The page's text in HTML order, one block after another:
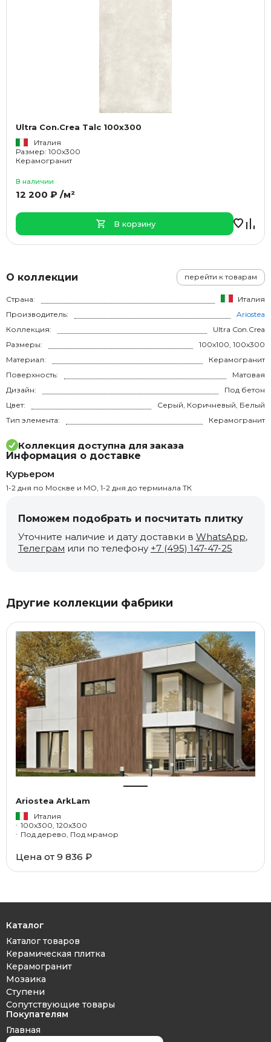
О коллекции перейти к товарам
Страна:
Италия
Производитель:
Ariostea
Коллекция:
Ultra Con.Crea
Размеры:
100x100, 100x300
Материал:
Керамогранит
Поверхность:
Матовая
Дизайн:
Под бетон
Цвет:
Серый, Коричневый, Белый
Тип элемента:
Керамогранит
Коллекция доступна для заказа
Информация о доставке
Курьером
1-2 дня по Москве и МО, 1-2 дня до терминала ТК
Поможем подобрать и посчитать плитку
Уточните наличие и дату доставки в WhatsApp,
Телеграм или по телефону +7 (495) 147-47-25
Ultra Con.Crea Talc 100x300
Италия
Размер: 100x300
Керамогранит
В наличии
12 200 ₽ /м²
В корзину
Другие коллекции фабрики
Ariostea ArkLam
Италия
100x300, 120x300
Под дерево, Под мрамор
Цена от 9 836 ₽
Каталог
Каталог товаров
Керамическая плитка
Керамогранит
Мозаика
Ступени
Сопутствующие товары
Покупателям
Главная